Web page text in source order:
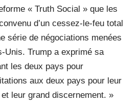
« Truth Social » que les
d’un cessez-le-feu total
série de négociations menées
Unis. Trump a exprimé sa
les deux pays pour
aux deux pays pour leur
leur grand discernement. »